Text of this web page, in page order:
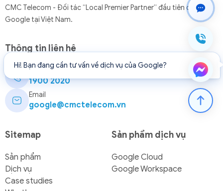
CMC Telecom - Đối tác “Local Premier Partner” đầu tiên của
Google tại Việt Nam.
Thông tin liên hệ
Hotline
1900 2020
Email
google@cmctelecom.vn
Sitemap
Sản phẩm
Dịch vụ
Case studies
Sản phẩm dịch vụ
Google Cloud
Google Workspace
Hi! Bạn đang cần tư vấn về dịch vụ của Google?